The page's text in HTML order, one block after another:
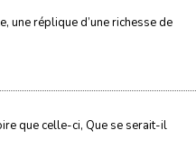
une réplique d’une richesse de
que celle-ci, Que se serait-il